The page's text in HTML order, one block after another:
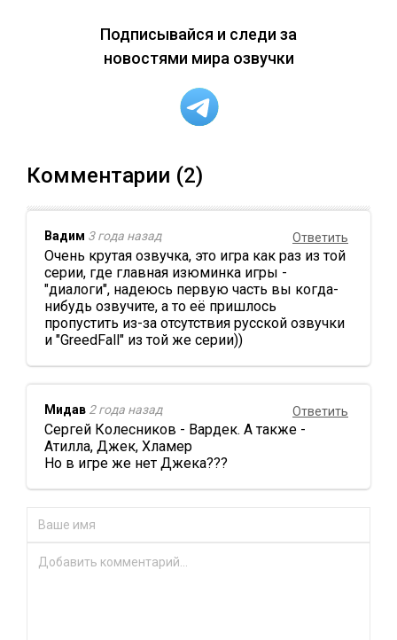
Подписывайся и следи за
новостями мира озвучки
Комментарии (2)
Ответить
Вадим 3 года назад
Очень крутая озвучка, это игра как раз из той
серии, где главная изюминка игры -
"диалоги", надеюсь первую часть вы когда-
нибудь озвучите, а то её пришлось
пропустить из-за отсутствия русской озвучки
и "GreedFall" из той же серии))
Ответить
Мидав 2 года назад
Сергей Колесников - Вардек. А также -
Атилла, Джек, Хламер
Но в игре же нет Джека???